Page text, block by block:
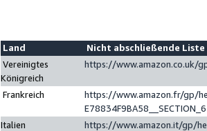
Land
Nicht abschließende Liste
Vereinigtes
Königreich
https://www.amazon.co.uk/
Frankreich
https://www.amazon.fr/gp/
Italien
https://www.amazon.it/gp/